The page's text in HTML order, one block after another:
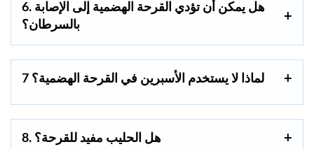
6. هل يمكن أن تؤدي القرحة الهضمية إلى الإصابة
بالسرطان؟
7 لماذا لا يستخدم الأسبرين في القرحة الهضمية؟
8. هل الحليب مفيد للقرحة؟